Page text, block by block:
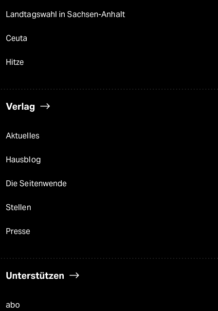
Landtagswahl in Sachsen-Anhalt
Ceuta
Hitze
Verlag
Aktuelles
Hausblog
Die Seitenwende
Stellen
Presse
Unterstützen
abo